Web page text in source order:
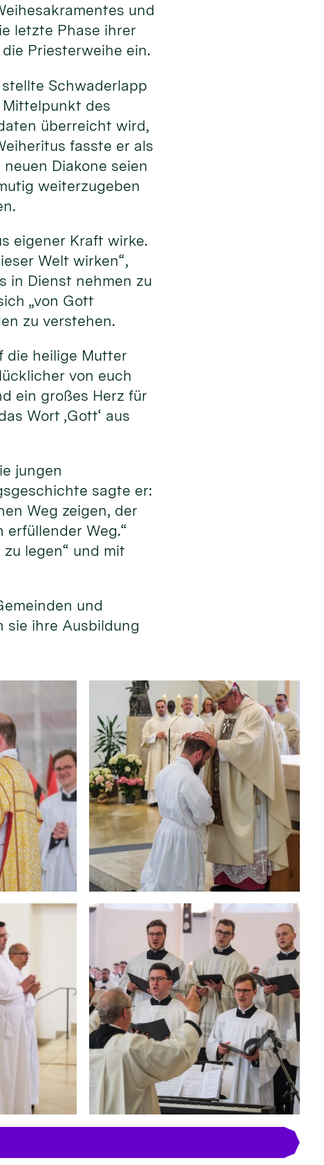
und
letzte Phase ihrer
Priesterweihe ein.
Schwaderlapp
Mittelpunkt des
überreicht wird,
fasste er als
Diakone seien
weiterzugeben
eigener Kraft wirke.
Welt wirken“,
in Dienst nehmen zu
„von Gott
zu verstehen.
die heilige Mutter
von euch
ein großes Herz für
Wort ‚Gott‘ aus
jungen
sagte er:
Weg zeigen, der
Weg.“
legen“ und mit
und
sie ihre Ausbildung